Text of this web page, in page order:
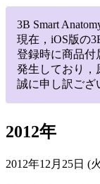
3B Smart
現在，iOS版の
登録時に商品付
発生しており，
誠に申し訳ござ
2012年
2012年12月25日 (